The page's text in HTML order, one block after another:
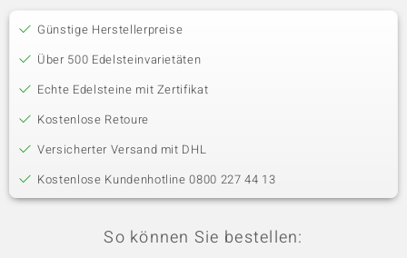
Günstige Herstellerpreise
Über 500 Edelsteinvarietäten
Echte Edelsteine mit Zertifikat
Kostenlose Retoure
Versicherter Versand mit DHL
Kostenlose Kundenhotline 0800 227 44 13
So können Sie bestellen: